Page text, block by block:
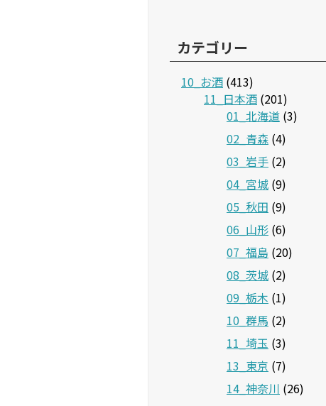
カテゴリー
10_お酒 (413)
11_日本酒 (201)
01_北海道 (3)
02_青森 (4)
03_岩手 (2)
04_宮城 (9)
05_秋田 (9)
06_山形 (6)
07_福島 (20)
08_茨城 (2)
09_栃木 (1)
10_群馬 (2)
11_埼玉 (3)
13_東京 (7)
14_神奈川 (26)